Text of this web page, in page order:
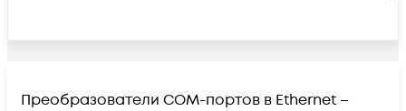
Преобразователи COM-портов в Ethernet –